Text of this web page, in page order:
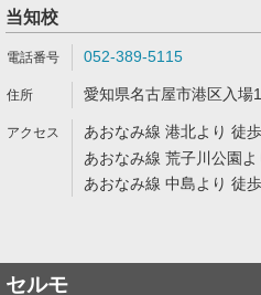
当知校
052-389-5115
愛知県名古屋市港区入場
あおなみ線 港北より 徒
あおなみ線 荒子川公園
あおなみ線 中島より 徒
セルモ